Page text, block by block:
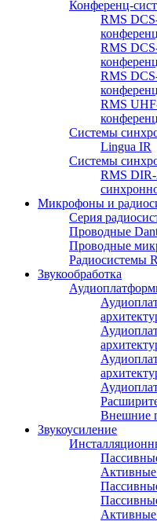
Конференц-
RMS
RMS
RMS
RMS
Системы
Lingua IR
Системы
RMS
Микрофоны и
Серия
Проводные
Проводные
Радиосистемы
Звукообработка
Внешние
Звукоусиление
Активные